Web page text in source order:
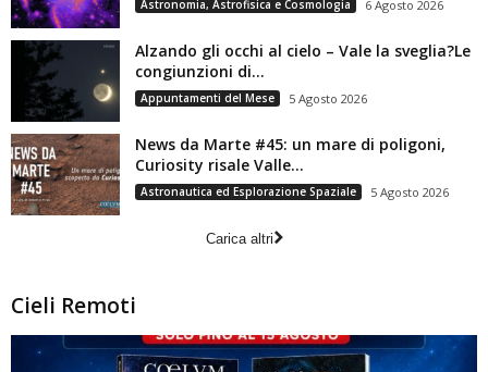
Astronomia, Astrofisica e Cosmologia 6 Agosto 2026
Alzando gli occhi al cielo – Vale la sveglia?Le
congiunzioni di...
Appuntamenti del Mese 5 Agosto 2026
News da Marte #45: un mare di poligoni,
Curiosity risale Valle...
Astronautica ed Esplorazione Spaziale 5 Agosto 2026
Carica altri
Cieli Remoti